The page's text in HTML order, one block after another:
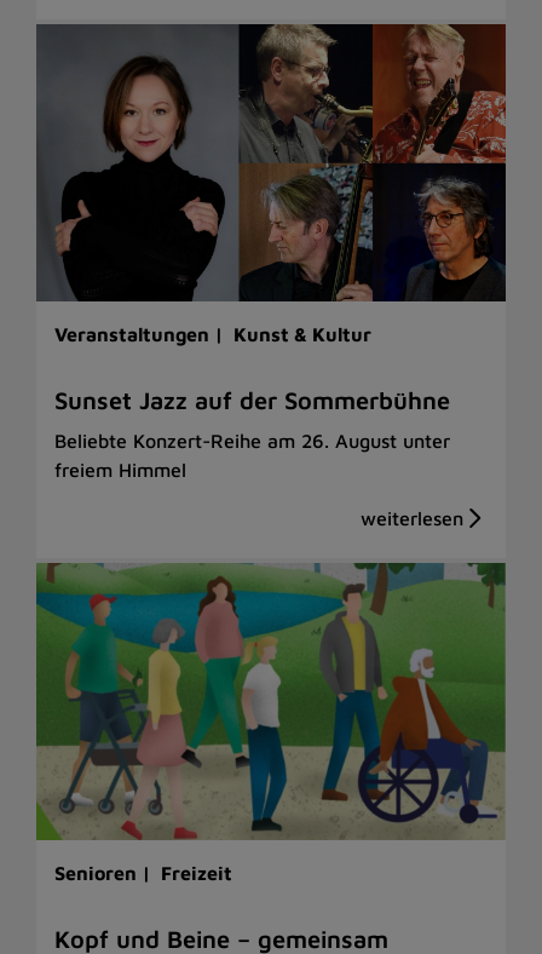
Veranstaltungen | Kunst & Kultur
Sunset Jazz auf der Sommerbühne
Beliebte Konzert-Reihe am 26. August unter
freiem Himmel
Senioren | Freizeit
Kopf und Beine – gemeinsam